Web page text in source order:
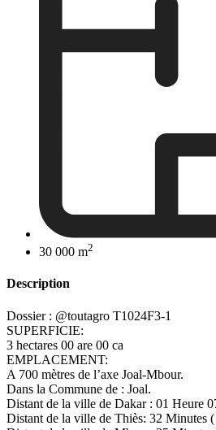
30 000 m2
Description
Dossier : @toutagro T1024F3-1
SUPERFICIE:
3 hectares 00 are 00 ca
EMPLACEMENT:
A 700 mètres de l’axe Joal-Mbour.
Dans la Commune de : Joal.
Distant de la ville de Dakar : 01 Heure
Distant de la ville de Thiès: 32 Minutes